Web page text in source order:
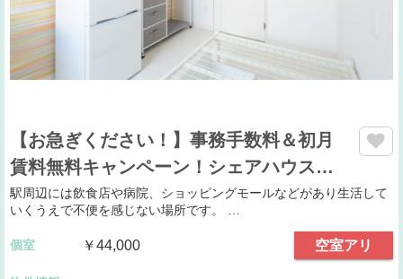
【お急ぎください！】事務手数料＆初月
賃料無料キャンペーン！シェアハウス…
駅周辺には飲食店や病院、ショッピングモールなどがあり生活して
いくうえで不便を感じない場所です。 …
個室 ￥44,000 空室アリ